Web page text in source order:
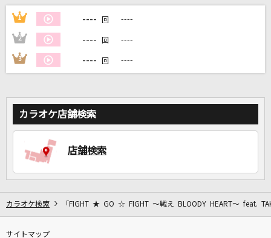
家族や友達と一緒に！練習にも！
1 ---- 回 ----
2 ---- 回 ----
3 ---- 回 ----
カラオケ店舗検索
店舗検索
カラオケ検索 「FIGHT ★ GO ☆ FIGHT ～戦え BLOODY HEART～ feat.
サイトマップ